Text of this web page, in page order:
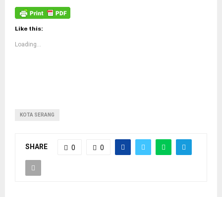
Like this:
Loading...
KOTA SERANG
SHARE 0 0